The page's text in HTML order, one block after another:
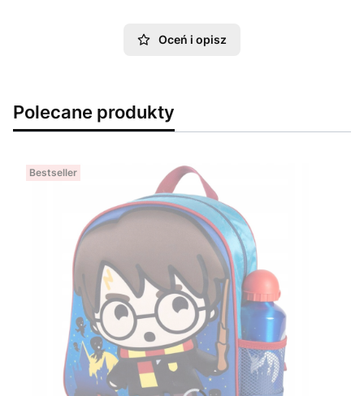
Oceń i opisz
Polecane produkty
Bestseller